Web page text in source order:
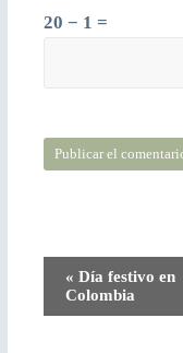
20 − 1 =
a
« Día festivo en
Colombia